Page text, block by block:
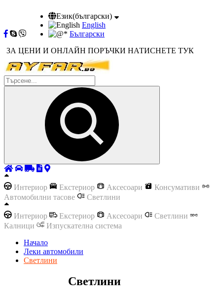
Език(български)
English
Български
ЗА ЦЕНИ И ОНЛАЙН ПОРЪЧКИ НАТИСНЕТЕ ТУК
Интериор Екстериор Аксесоари
Консумативи
Автомобилни тасове
Светлини
Интериор Екстериор Аксесоари
Светлини
Калници
Изпускателна система
Начало
Леки автомобили
Светлини
Светлини